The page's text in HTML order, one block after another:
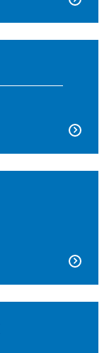

